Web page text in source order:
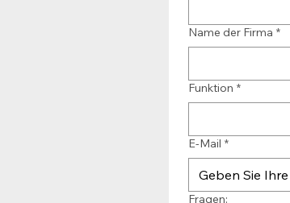
Name der Firma *
Funktion *
E-Mail *
Fragen: